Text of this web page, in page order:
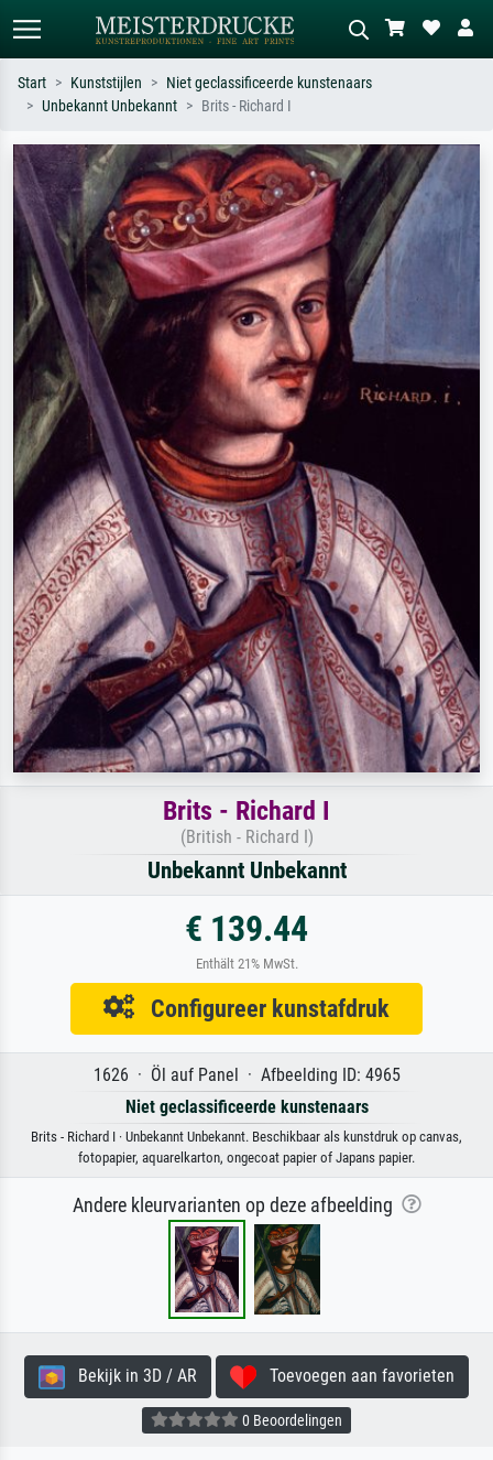
Zoek op kunstenaar, titel of stijl – bijv.
Monet, Sterrennacht, impressionisme,
Hokusai-golf, naakt.
Beschrijf de scène – bijv. groene
weide, abstract met veel rood, donker
olieverfschilderij, staand naakt naast
een boom.
Start Kunststijlen
Niet geclassificeerde kunstenaars
Unbekannt Unbekannt
Brits - Richard I
Brits - Richard I
(British - Richard I)
Unbekannt Unbekannt
€ 139.44
Enthält 21% MwSt.
Configureer kunstafdruk
1626 · Öl auf Panel · Afbeelding ID: 4965
Niet geclassificeerde kunstenaars
Brits - Richard I · Unbekannt Unbekannt. Beschikbaar als kunstdruk op canvas,
fotopapier, aquarelkarton, ongecoat papier of Japans papier.
Andere kleurvarianten op deze afbeelding
Bekijk in 3D / AR Toevoegen aan favorieten
0 Beoordelingen